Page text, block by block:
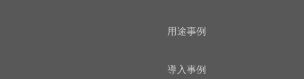
用途事例
導入事例